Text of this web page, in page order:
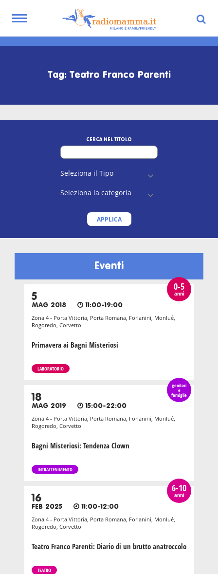
Toggle
Tag: Teatro Franco Parenti
CERCA NEL TITOLO
APPLICA
Eventi
0-5
anni
5
MAG 2018 11:00-19:00
Zona 4 - Porta Vittoria, Porta Romana, Forlanini, Monlué,
Rogoredo, Corvetto
Primavera ai Bagni Misteriosi
LABORATORIO
genitori
e
famiglie
18
MAG 2019 15:00-22:00
Zona 4 - Porta Vittoria, Porta Romana, Forlanini, Monlué,
Rogoredo, Corvetto
Bagni Misteriosi: Tendenza Clown
INTRATTENIMENTO
6-10
anni
16
FEB 2025 11:00-12:00
Zona 4 - Porta Vittoria, Porta Romana, Forlanini, Monlué,
Rogoredo, Corvetto
Teatro Franco Parenti: Diario di un brutto anatroccolo
TEATRO